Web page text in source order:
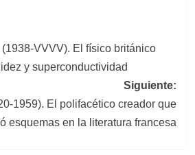
(1938-VVVV). El físico británico
y superconductividad
Siguiente:
1959). El polifacético creador que
esquemas en la literatura francesa